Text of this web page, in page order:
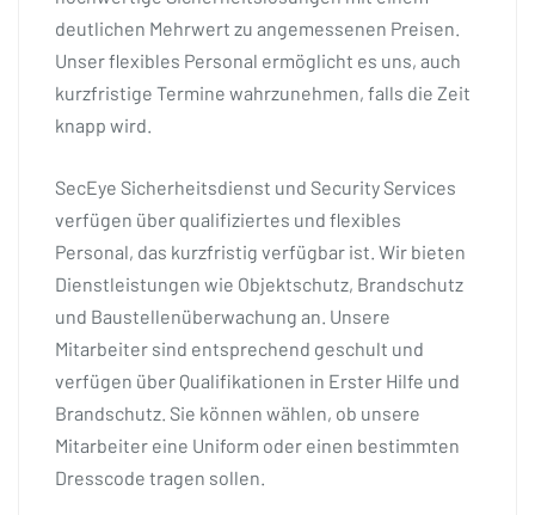
deutlichen Mehrwert zu angemessenen Preisen.
Unser flexibles Personal ermöglicht es uns, auch
kurzfristige Termine wahrzunehmen, falls die Zeit
knapp wird.
SecEye Sicherheitsdienst und Security Services
verfügen über qualifiziertes und flexibles
Personal, das kurzfristig verfügbar ist. Wir bieten
Dienstleistungen wie Objektschutz, Brandschutz
und Baustellenüberwachung an. Unsere
Mitarbeiter sind entsprechend geschult und
verfügen über Qualifikationen in Erster Hilfe und
Brandschutz. Sie können wählen, ob unsere
Mitarbeiter eine Uniform oder einen bestimmten
Dresscode tragen sollen.